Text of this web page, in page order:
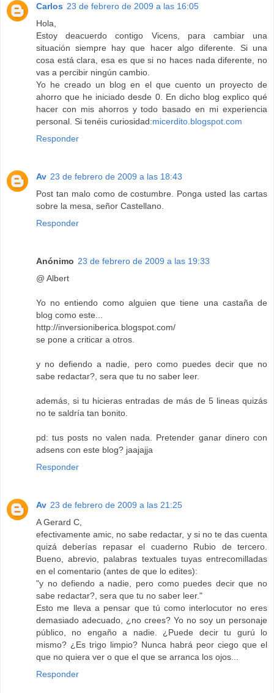
Carlos 23 de febrero de 2009 a las 16:05
Hola,
Estoy deacuerdo contigo Vicens, para cambiar una
situación siempre hay que hacer algo diferente. Si una
cosa está clara, esa es que si no haces nada diferente, no
vas a percibir ningún cambio.
Yo he creado un blog en el que cuento un proyecto de
ahorro que he iniciado desde 0. En dicho blog explico qué
hacer con mis ahorros y todo basado en mi experiencia
personal. Si tenéis curiosidad:micerdito.blogspot.com
Responder
Av 23 de febrero de 2009 a las 18:43
Post tan malo como de costumbre. Ponga usted las cartas
sobre la mesa, señor Castellano.
Responder
Anónimo 23 de febrero de 2009 a las 19:33
@ Albert
Yo no entiendo como alguien que tiene una castaña de
blog como este...
http://inversioniberica.blogspot.com/
se pone a criticar a otros.
y no defiendo a nadie, pero como puedes decir que no
sabe redactar?, sera que tu no saber leer.
además, si tu hicieras entradas de más de 5 lineas quizás
no te saldría tan bonito.
pd: tus posts no valen nada. Pretender ganar dinero con
adsens con este blog? jaajajja
Responder
Av 23 de febrero de 2009 a las 21:25
A Gerard C,
efectivamente amic, no sabe redactar, y si no te das cuenta
quizá deberías repasar el cuaderno Rubio de tercero.
Bueno, abrevio, palabras textuales tuyas entrecomilladas
en el comentario (antes de que lo edites):
"y no defiendo a nadie, pero como puedes decir que no
sabe redactar?, sera que tu no saber leer."
Esto me lleva a pensar que tú como interlocutor no eres
demasiado adecuado, ¿no crees? Yo no soy un personaje
público, no engaño a nadie. ¿Puede decir tu gurú lo
mismo? ¿Es trigo limpio? Nunca habrá peor ciego que el
que no quiera ver o que el que se arranca los ojos...
Responder